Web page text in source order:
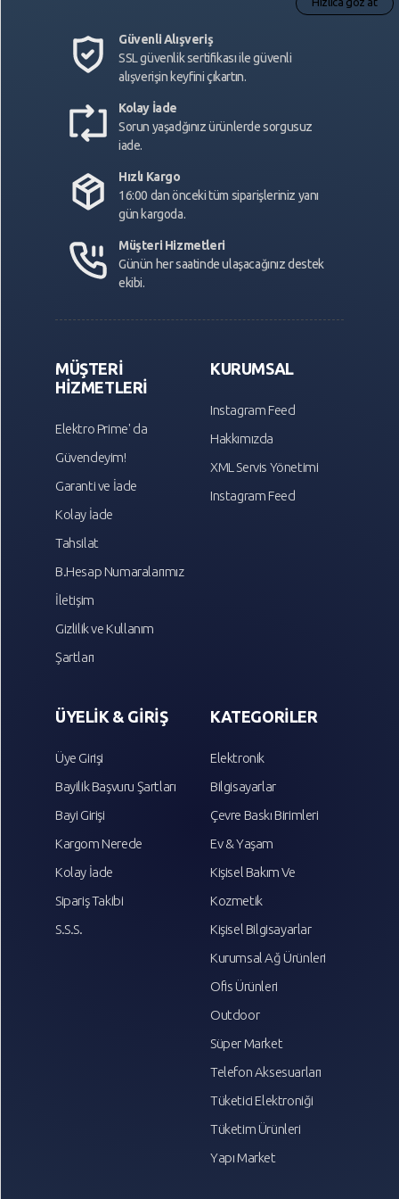
Güvenli Alışveriş
SSL güvenlik sertifikası ile güvenli
alışverişin keyfini çıkartın.
Kolay İade
Sorun yaşadğınız ürünlerde sorgusuz
iade.
Hızlı Kargo
16:00 dan önceki tüm siparişleriniz yanı
gün kargoda.
Müşteri Hizmetleri
Günün her saatinde ulaşacağınız destek
ekibi.
MÜŞTERİ
HİZMETLERİ
Elektro Prime' da
Güvendeyim!
Garanti ve İade
Kolay İade
Tahsilat
B.Hesap Numaralarımız
İletişim
Gizlilik ve Kullanım
Şartları
KURUMSAL
Instagram Feed
Hakkımızda
XML Servis Yönetimi
Instagram Feed
ÜYELİK & GİRİŞ
Üye Girişi
Bayilik Başvuru Şartları
Bayi Girişi
Kargom Nerede
Kolay İade
Sipariş Takibi
S.S.S.
KATEGORİLER
Elektronik
Bilgisayarlar
Çevre Baskı Birimleri
Ev & Yaşam
Kişisel Bakım Ve
Kozmetik
Kişisel Bilgisayarlar
Kurumsal Ağ Ürünleri
Ofis Ürünleri
Outdoor
Süper Market
Telefon Aksesuarları
Tüketici Elektroniği
Tüketim Ürünleri
Yapı Market